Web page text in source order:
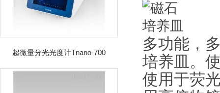
超微量分光光度计Tnano-700
多功能，
培养皿。
使用于荧